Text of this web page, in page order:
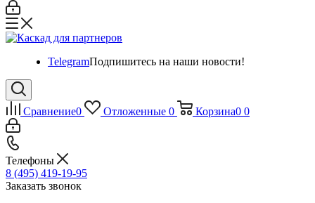
TelegramПодпишитесь на наши новости!
Сравнение0 Отложенные 0 Корзина0 0
Телефоны
8 (495) 419-19-95
Заказать звонок